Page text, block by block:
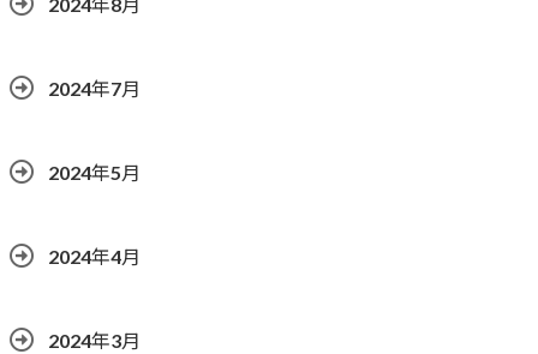
2024年7月
2024年5月
2024年4月
2024年3月